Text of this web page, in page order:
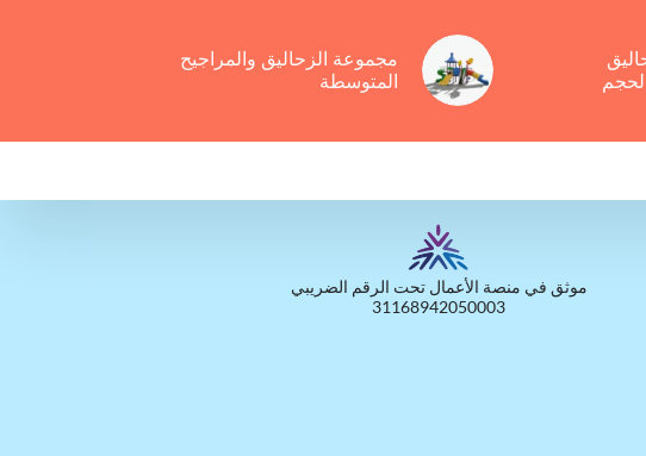
مجموعة الزحاليق والمراجيح
المتوسطة
موثق في منصة الأعمال تحت الرقم الضريبي
31168942050003